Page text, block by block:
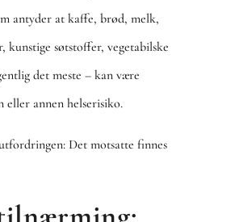
antyder at kaffe, brød, melk,
kunstige søtstoffer, vegetabilske
det meste – kan være
annen helserisiko.
Det motsatte finnes